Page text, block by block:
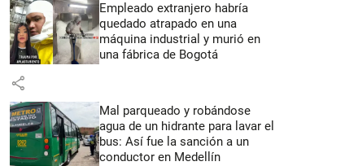
Empleado extranjero habría
quedado atrapado en una
máquina industrial y murió en
una fábrica de Bogotá
share
Mal parqueado y robándose
agua de un hidrante para lavar el
bus: Así fue la sanción a un
conductor en Medellín